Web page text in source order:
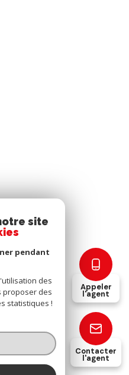
Appeler
l'agent
Contacter
l'agent
site
pendant
des
proposer des
statistiques !